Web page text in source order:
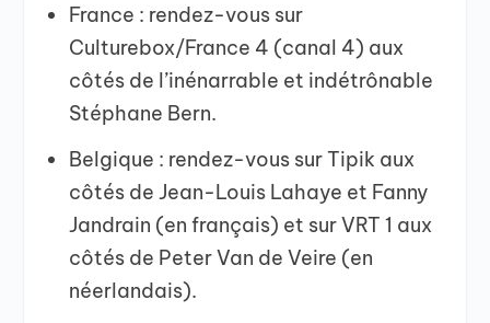
France : rendez-vous sur
Culturebox/France 4 (canal 4) aux
côtés de l’inénarrable et indétrônable
Stéphane Bern.
Belgique : rendez-vous sur Tipik aux
côtés de Jean-Louis Lahaye et Fanny
Jandrain (en français) et sur VRT 1 aux
côtés de Peter Van de Veire (en
néerlandais).